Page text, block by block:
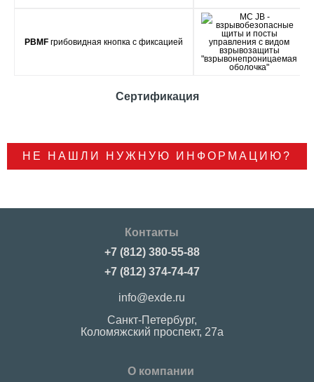
PBMF грибовидная кнопка с фиксацией
Сертификация
НЕ НАШЛИ НУЖНУЮ ИНФОРМАЦИЮ?
Контакты
+7 (812) 380-55-88
+7 (812) 374-74-47
info@exde.ru
Санкт-Петербург,
Коломяжский проспект, 27a
О компании